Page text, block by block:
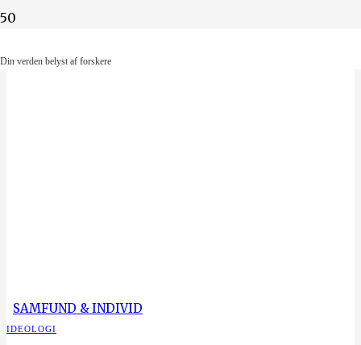
Din verden belyst af forskere
SAMFUND & INDIVID
IDEOLOGI